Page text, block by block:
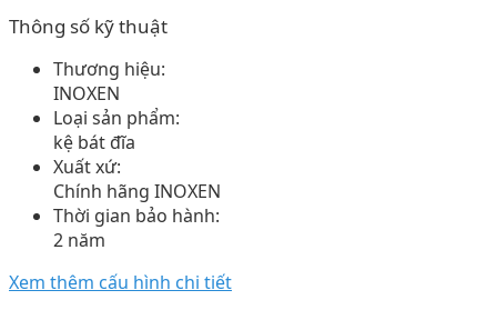
Thông số kỹ thuật
Thương hiệu:
INOXEN
Loại sản phẩm:
kệ bát đĩa
Xuất xứ:
Chính hãng INOXEN
Thời gian bảo hành:
2 năm
Xem thêm cấu hình chi tiết